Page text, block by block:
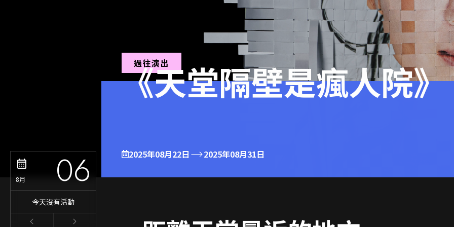
8月 06
今天沒有活動
過往演出
《天堂隔壁是瘋人院》
2025年08月22日 2025年08月31日